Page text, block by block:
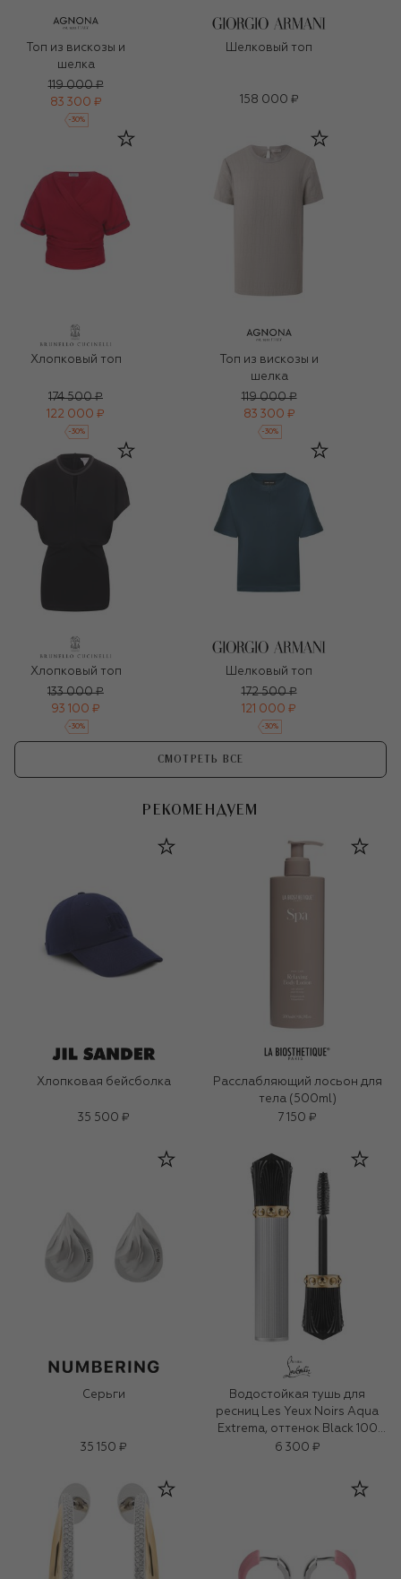
Топ из вискозы и
шелка
119 000 ₽
83 300 ₽
-30%
Шелковый топ
158 000 ₽
Хлопковый топ
174 500 ₽
122 000 ₽
-30%
Топ из вискозы и
шелка
119 000 ₽
83 300 ₽
-30%
Хлопковый топ
133 000 ₽
93 100 ₽
-30%
Шелковый топ
172 500 ₽
121 000 ₽
-30%
СМОТРЕТЬ ВСЕ
РЕКОМЕНДУЕМ
Хлопковая бейсболка
35 500 ₽
Расслабляющий лосьон для
тела (500ml)
7 150 ₽
Серьги
35 150 ₽
Водостойкая тушь для
ресниц Les Yeux Noirs Aqua
Extrema, оттенок Black 100
(7ml)
6 300 ₽